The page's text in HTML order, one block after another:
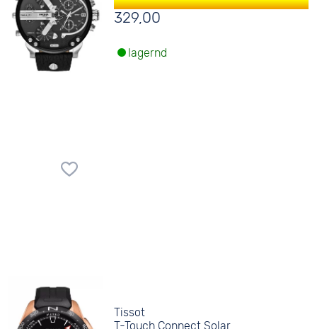
329,00
lagernd
Tissot
T-Touch Connect Solar